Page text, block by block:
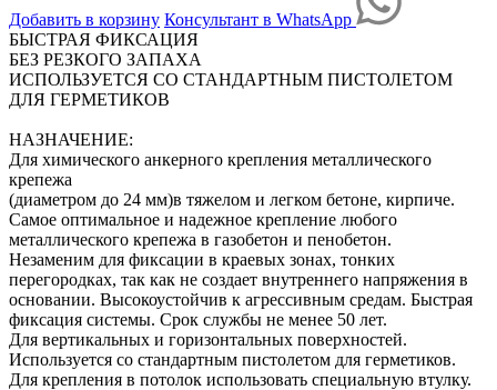
Добавить в корзину Консультант в WhatsApp
БЫСТРАЯ ФИКСАЦИЯ
БЕЗ РЕЗКОГО ЗАПАХА
ИСПОЛЬЗУЕТСЯ СО СТАНДАРТНЫМ ПИСТОЛЕТОМ
ДЛЯ ГЕРМЕТИКОВ
НАЗНАЧЕНИЕ:
Для химического анкерного крепления металлического
крепежа
(диаметром до 24 мм)в тяжелом и легком бетоне, кирпиче.
Самое оптимальное и надежное крепление любого
металлического крепежа в газобетон и пенобетон.
Незаменим для фиксации в краевых зонах, тонких
перегородках, так как не создает внутреннего напряжения в
основании. Высокоустойчив к агрессивным средам. Быстрая
фиксация системы. Срок службы не менее 50 лет.
Для вертикальных и горизонтальных поверхностей.
Используется со стандартным пистолетом для герметиков.
Для крепления в потолок использовать специальную втулку.